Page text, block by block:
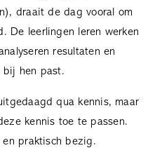
draait de dag vooral om
De leerlingen leren werken
resultaten en
bij hen past.
qua kennis, maar
kennis toe te passen.
praktisch bezig.